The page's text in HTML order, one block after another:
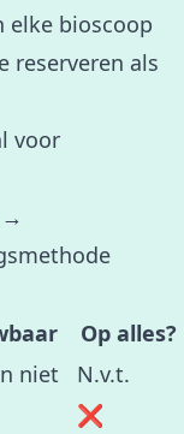
elke bioscoop
reserveren als
voor
→
Op alles?
niet N.v.t.
❌